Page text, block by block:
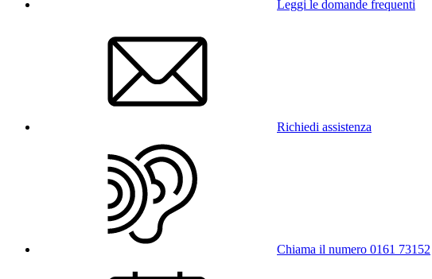
Leggi le domande frequenti
Richiedi assistenza
Chiama il numero 0161 73152